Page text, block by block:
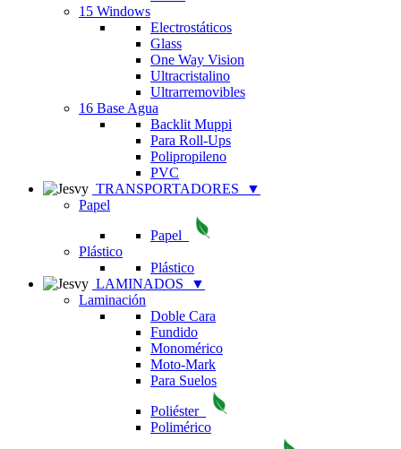
15 Windows
Electrostáticos
Glass
One Way Vision
Ultracristalino
Ultrarremovibles
16 Base Agua
Backlit Muppi
Para Roll-Ups
Polipropileno
PVC
TRANSPORTADORES
▼
Papel
Papel
Plástico
Plástico
LAMINADOS
▼
Laminación
Doble Cara
Fundido
Monomérico
Moto-Mark
Para Suelos
Poliéster
Polimérico